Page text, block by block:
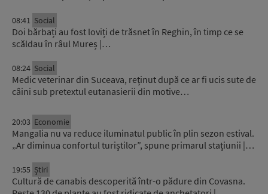
08:41 Social
Doi bărbați au fost loviți de trăsnet în Reghin, în timp ce se
scăldau în râul Mureș |…
08:24 Social
Medic veterinar din Suceava, reținut după ce ar fi ucis sute de
câini sub pretextul eutanasierii din motive…
20:03 Economie
Mangalia nu va reduce iluminatul public în plin sezon estival.
„Ar diminua confortul turiștilor”, spune primarul stațiunii |…
19:55 Știri
Cultură de canabis descoperită într-o pădure din Covasna.